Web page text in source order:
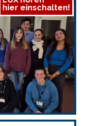
hier einschalten!